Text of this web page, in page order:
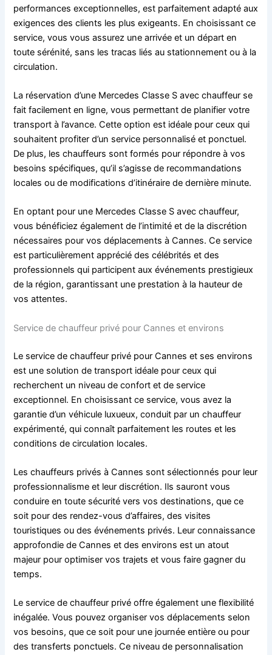
performances exceptionnelles, est parfaitement adapté aux
exigences des clients les plus exigeants. En choisissant ce
service, vous vous assurez une arrivée et un départ en
toute sérénité, sans les tracas liés au stationnement ou à la
circulation.
La réservation d’une Mercedes Classe S avec chauffeur se
fait facilement en ligne, vous permettant de planifier votre
transport à l’avance. Cette option est idéale pour ceux qui
souhaitent profiter d’un service personnalisé et ponctuel.
De plus, les chauffeurs sont formés pour répondre à vos
besoins spécifiques, qu’il s’agisse de recommandations
locales ou de modifications d’itinéraire de dernière minute.
En optant pour une Mercedes Classe S avec chauffeur,
vous bénéficiez également de l’intimité et de la discrétion
nécessaires pour vos déplacements à Cannes. Ce service
est particulièrement apprécié des célébrités et des
professionnels qui participent aux événements prestigieux
de la région, garantissant une prestation à la hauteur de
vos attentes.
Service de chauffeur privé pour Cannes et environs
Le service de chauffeur privé pour Cannes et ses environs
est une solution de transport idéale pour ceux qui
recherchent un niveau de confort et de service
exceptionnel. En choisissant ce service, vous avez la
garantie d’un véhicule luxueux, conduit par un chauffeur
expérimenté, qui connaît parfaitement les routes et les
conditions de circulation locales.
Les chauffeurs privés à Cannes sont sélectionnés pour leur
professionnalisme et leur discrétion. Ils sauront vous
conduire en toute sécurité vers vos destinations, que ce
soit pour des rendez-vous d’affaires, des visites
touristiques ou des événements privés. Leur connaissance
approfondie de Cannes et des environs est un atout
majeur pour optimiser vos trajets et vous faire gagner du
temps.
Le service de chauffeur privé offre également une flexibilité
inégalée. Vous pouvez organiser vos déplacements selon
vos besoins, que ce soit pour une journée entière ou pour
des transferts ponctuels. Ce niveau de personnalisation